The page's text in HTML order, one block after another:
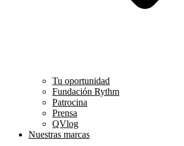
Tu oportunidad
Fundación Rythm
Patrocina
Prensa
QVlog
Nuestras marcas